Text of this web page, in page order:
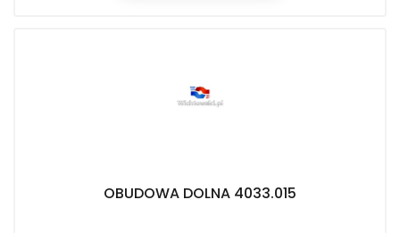
OBUDOWA DOLNA 4033.015